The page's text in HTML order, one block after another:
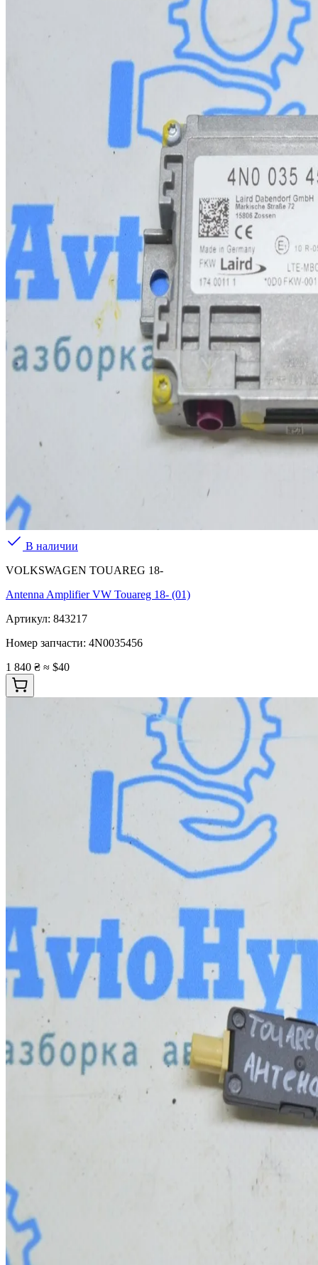
В наличии
VOLKSWAGEN TOUAREG 18-
Antenna Amplifier VW Touareg 18- (01)
Артикул: 843217
Номер запчасти: 4N0035456
1 840 ₴ ≈ $40